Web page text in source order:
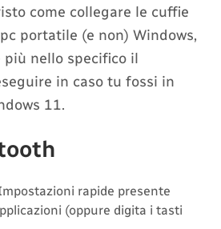
come collegare le cuffie
portatile (e non) Windows,
più nello specifico il
in caso tu fossi in
11.
rapide presente
(oppure digita i tasti